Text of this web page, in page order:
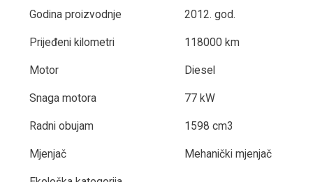
Godina proizvodnje 2012. god.
Prijeđeni kilometri 118000 km
Motor Diesel
Snaga motora 77 kW
Radni obujam 1598 cm3
Mjenjač Mehanički mjenjač